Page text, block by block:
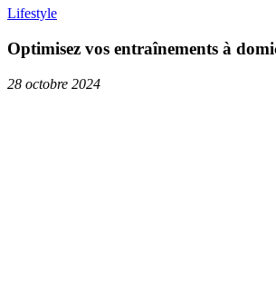
Lifestyle
Optimisez vos entraînements à
28 octobre 2024